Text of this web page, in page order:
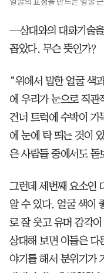
—상대와의 대화기술
꼽았다. 무슨 뜻인가?
“위에서 말한 얼굴 색
에 우리가 눈으로 직관
건너 트럭에 수박이 가
에 눈에 탁 띄는 것이
은 사람들 중에서도 돋
그런데 세번째 요소인
알 수 있다. 얼굴 색이
로 잘 웃고 유머 감각
상대해 보면 이들은 다
야기를 해서 분위기가